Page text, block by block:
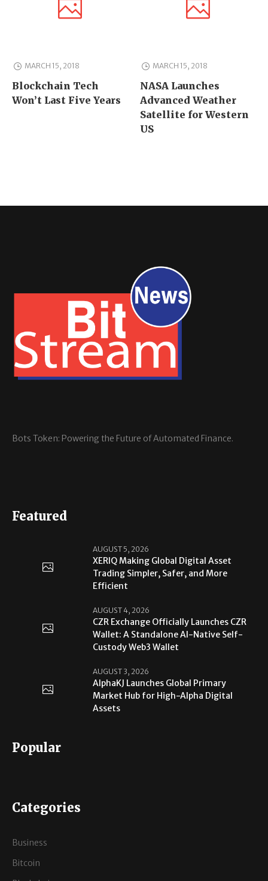
MARCH 15, 2018
Blockchain Tech
Won’t Last Five Years
MARCH 15, 2018
NASA Launches
Advanced Weather
Satellite for Western
US
Bots Token: Powering the Future of Automated Finance.
Featured
AUGUST 5, 2026
XERIQ Making Global Digital Asset
Trading Simpler, Safer, and More
Efficient
AUGUST 4, 2026
CZR Exchange Officially Launches CZR
Wallet: A Standalone AI-Native Self-
Custody Web3 Wallet
AUGUST 3, 2026
AlphaKJ Launches Global Primary
Market Hub for High-Alpha Digital
Assets
Popular
Categories
Business
Bitcoin